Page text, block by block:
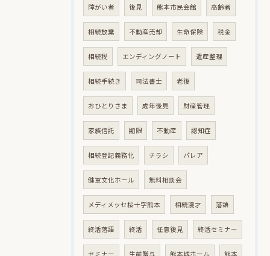
障がい者 後見 熊本市民会館 高齢者
相続放棄 不動産売却 生命保険 税金
相続税 エンディングノート 遺産整理
相続手続き 司法書士 老後
おひとりさま 成年後見 財産管理
家族信託 期限 不動産 認知症
相続登記義務化 チラシ パレア
健軍文化ホール 無料相談会
メディメッセ桜十字熊本 相続漫才 落語
終活落語 終活 任意後見 終活セミナー
セミナー 生前贈与 熊本城ホール 熊本